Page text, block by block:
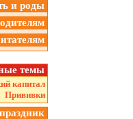
и роды
темы
капитал
Прививки